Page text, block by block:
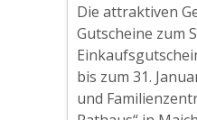
Die attraktiven
Gutscheine zum
bis zum 31.
und